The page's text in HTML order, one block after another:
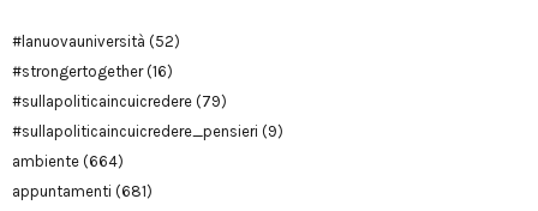
#lanuovauniversità (52)
#strongertogether(16)
#sullapoliticaincuicredere (79)
#sullapoliticaincuicredere_pensieri (9)
ambiente (664)
appuntamenti (681)